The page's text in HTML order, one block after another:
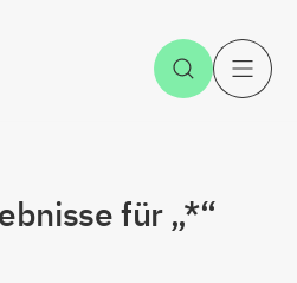
Suche
für „*“